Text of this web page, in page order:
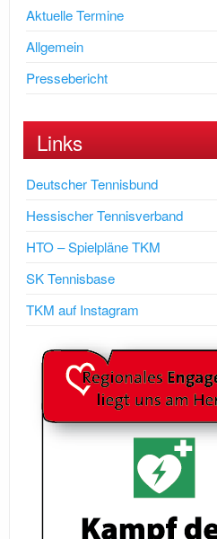
Aktuelle Termine
Allgemein
Pressebericht
Links
Deutscher Tennisbund
Hessischer Tennisverband
HTO – Spielpläne TKM
SK Tennisbase
TKM auf Instagram